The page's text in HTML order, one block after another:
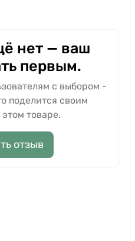
нет — ваш
первым.
с выбором -
поделится своим
товаре.
отзыв